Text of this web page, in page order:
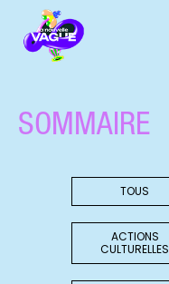
SOMMAIRE
TOUS
ACTIONS
CULTURELLES